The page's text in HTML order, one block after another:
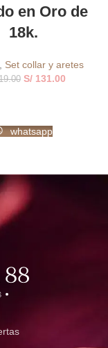
en Oro de
18k.
Set collar y aretes
S/131.00
whatsapp